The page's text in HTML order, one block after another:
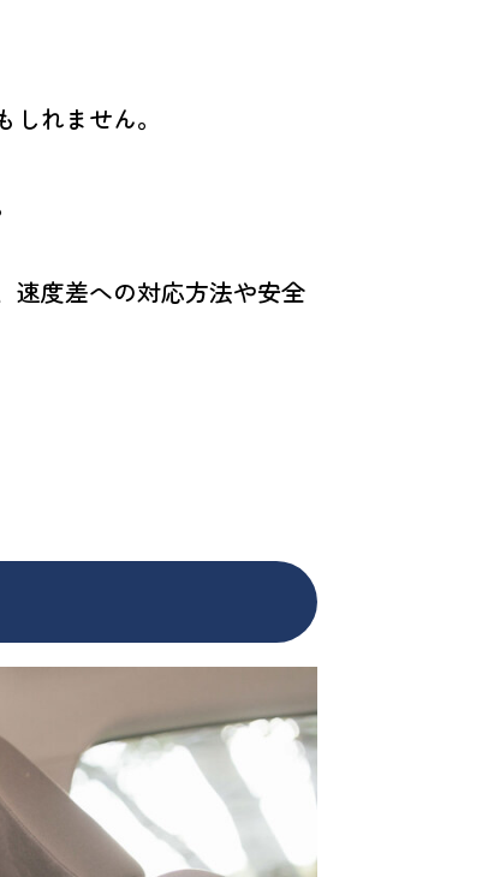
れません。
速度差への対応方法や安全